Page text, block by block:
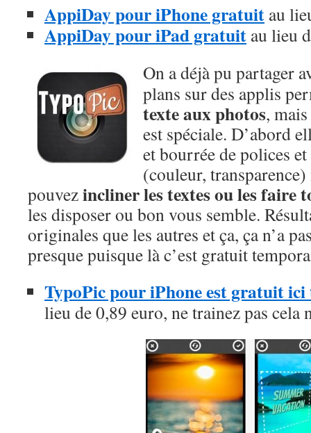
AppiDay pour iPhone gratuit au
AppiDay pour iPad gratuit au lieu
On a déjà pu partager
plans sur des applis
texte aux photos,
est spéciale. D’abord
et bourrée de polices
(couleur,
pouvezincliner les textes ou les faire
les disposer ou bon vous semble.
originales que les autres et ça, ça n’a
presque puisque là c’est gratuit
TypoPic pour iPhone est gratuit
lieu de 0,89 euro, ne trainez pas cela